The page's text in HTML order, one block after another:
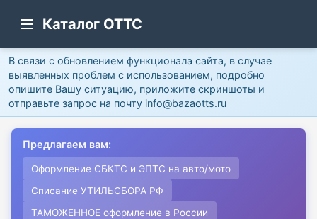
Каталог ОТТС
В связи с обновлением функционала сайта, в случае
выявленных проблем с использованием, подробно
опишите Вашу ситуацию, приложите скриншоты и
отправьте запрос на почту info@bazaotts.ru
Предлагаем вам:
Оформление СБКТС и ЭПТС на авто/мото
Списание УТИЛЬСБОРА РФ
ТАМОЖЕННОЕ оформление в России